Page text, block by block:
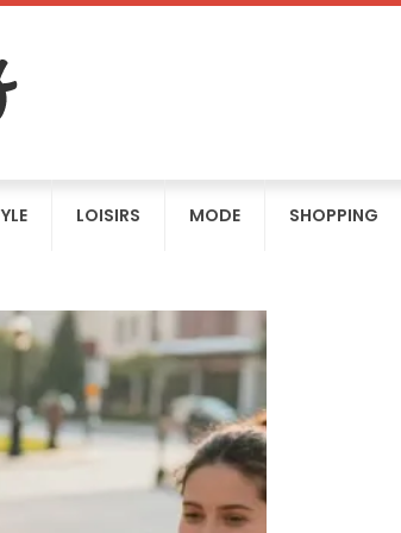
LOISIRS MODE SHOPPING